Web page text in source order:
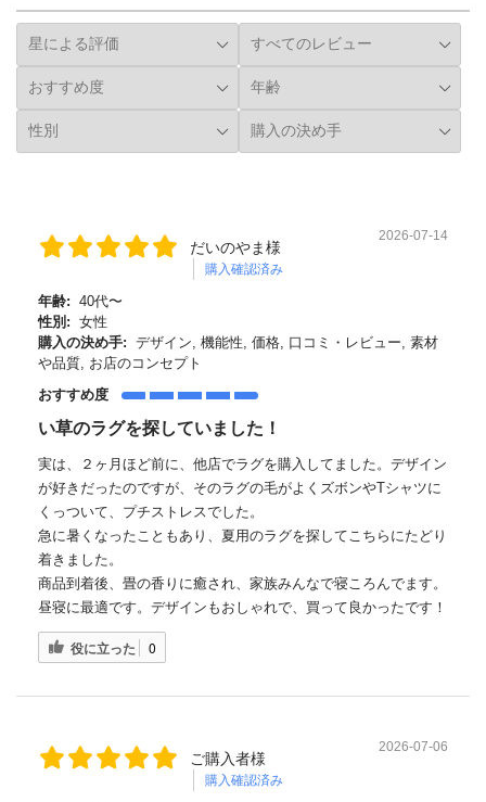
だいのやま様
購入確認済み
2026-07-14
年齢: 40代〜
性別: 女性
購入の決め手: デザイン, 機能性, 価格, 口コミ・レビュー, 素材
や品質, お店のコンセプト
おすすめ度
い草のラグを探していました！
実は、２ヶ月ほど前に、他店でラグを購入してました。デザイン
が好きだったのですが、そのラグの毛がよくズボンやTシャツに
くっついて、プチストレスでした。
急に暑くなったこともあり、夏用のラグを探してこちらにたどり
着きました。
商品到着後、畳の香りに癒され、家族みんなで寝ころんでます。
昼寝に最適です。デザインもおしゃれで、買って良かったです！
役に立った 0
ご購入者様
購入確認済み
2026-07-06